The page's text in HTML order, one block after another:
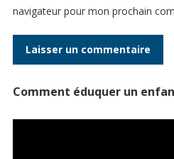
navigateur pour mon prochain
Comment éduquer un